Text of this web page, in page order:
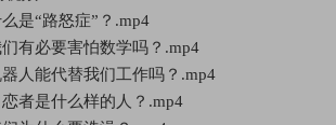
“路怒症”？.mp4
必要害怕数学吗？.mp4
能代替我们工作吗？.mp4
是什么样的人？.mp4